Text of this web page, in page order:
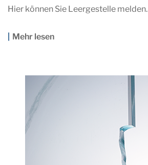
Hier können Sie Leergestelle melden.
Mehr lesen